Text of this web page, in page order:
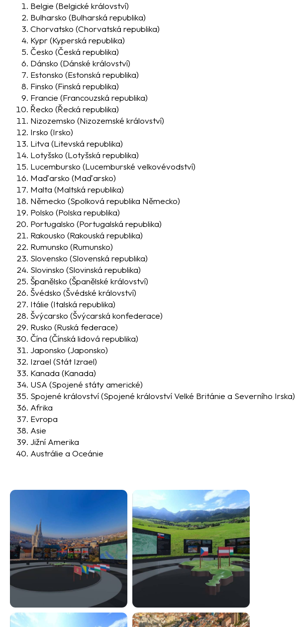
Belgie (Belgické království)
Bulharsko (Bulharská republika)
Chorvatsko (Chorvatská republika)
Kypr (Kyperská republika)
Česko (Česká republika)
Dánsko (Dánské království)
Estonsko (Estonská republika)
Finsko (Finská republika)
Francie (Francouzská republika)
Řecko (Řecká republika)
Nizozemsko (Nizozemské království)
Irsko (Irsko)
Litva (Litevská republika)
Lotyšsko (Lotyšská republika)
Lucembursko (Lucemburské velkovévodství)
Maďarsko (Maďarsko)
Malta (Maltská republika)
Německo (Spolková republika Německo)
Polsko (Polska republika)
Portugalsko (Portugalská republika)
Rakousko (Rakouská republika)
Rumunsko (Rumunsko)
Slovensko (Slovenská republika)
Slovinsko (Slovinská republika)
Španělsko (Španělské království)
Švédsko (Švédské království)
Itálie (Italská republika)
Švýcarsko (Švýcarská konfederace)
Rusko (Ruská federace)
Čína (Čínská lidová republika)
Japonsko (Japonsko)
Izrael (Stát Izrael)
Kanada (Kanada)
USA (Spojené státy americké)
Spojené království (Spojené království Velké Británie a Severního Irska)
Afrika
Evropa
Asie
Jižní Amerika
Austrálie a Oceánie